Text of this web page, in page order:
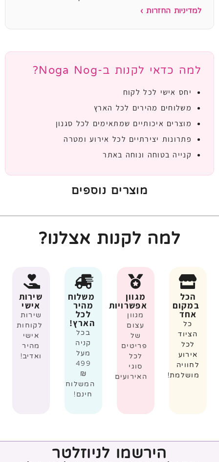
למדיניות החזרות ›
למה כדאי לקנות ב-Noga Nog?
יחס אישי לכל לקוח
משלוחים מהירים לכל הארץ
מוצרים איכותיים שמתאימים לכל סגנון
פתרונות יצירתיים לכל אירוע ומטרה
קנייה בטוחה ונוחה באתר
מוצרים נוספים
למה לקנות אצלנו?
הכל
במקום
אחד
כל
הציוד
לכל
אירוע
לחוויה
מושלמת!
מגוון
אפשרויות
מגוון
עצום
של
פריטים
לכל
סוגי
האירועים
משלוח
מהיר
לכל
הארץ!
בכל
קניה
מעל
499
₪
המשלוח
חינם!
שירות
אישי
שירות
לקוחות
אישי
מהיר
ואדיב!
הירשמו לניוזלטר